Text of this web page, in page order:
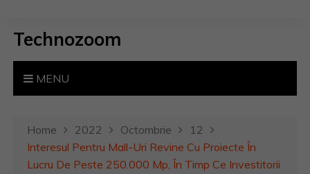
Technozoom
MENU
Home 2022 Octombrie
12
Interesul Pentru Mall-Uri Revine Cu Proiecte În
Lucru De Peste 250.000 Mp, În Timp Ce Investitorii